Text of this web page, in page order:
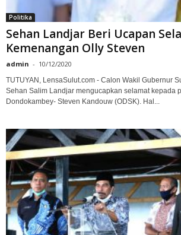
Politika
Sehan Landjar Beri Ucapan
Kemenangan Olly Steven
admin - 10/12/2020
TUTUYAN, LensaSulut.com - Calon Wakil Gubernur
Sehan Salim Landjar mengucapkan selamat kepada
Dondokambey- Steven Kandouw (ODSK). Hal...